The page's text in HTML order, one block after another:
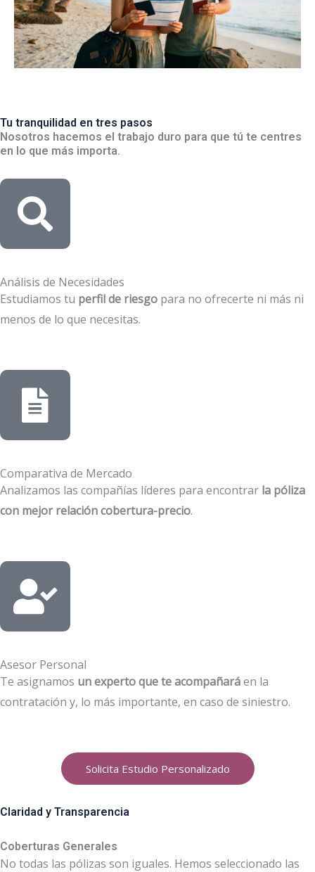
Tu tranquilidad en tres pasos
Nosotros hacemos el trabajo duro para que tú te centres
en lo que más importa.
Análisis de Necesidades
Estudiamos tu perfil de riesgo para no ofrecerte ni más ni
menos de lo que necesitas.
Comparativa de Mercado
Analizamos las compañías líderes para encontrar la póliza
con mejor relación cobertura-precio.
Asesor Personal
Te asignamos un experto que te acompañaráen la
contratación y, lo más importante, en caso de siniestro.
Solicita Estudio Personalizado
Claridad y Transparencia
Coberturas Generales
No todas las pólizas son iguales. Hemos seleccionado las